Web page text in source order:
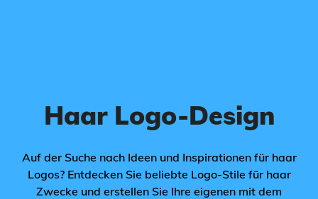
Haar Logo-Design
Auf der Suche nach Ideen und Inspirationen für haar
Logos? Entdecken Sie beliebte Logo-Stile für haar
Zwecke und erstellen Sie Ihre eigenen mit dem